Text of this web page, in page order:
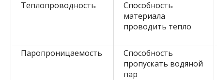
Теплопроводность
Способность
материала
проводить тепло
Паропроницаемость
Способность
пропускать водяной
пар